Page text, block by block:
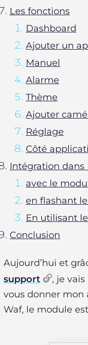
Les fonctions
Dashboard
Ajouter un
Manuel
Alarme
Thème
Ajouter
Réglage
Côté
Intégration
avec le
en flashant
En utilisant
Conclusion
Aujourd’hui et
support
, je
vous donner mon
Waf, le module